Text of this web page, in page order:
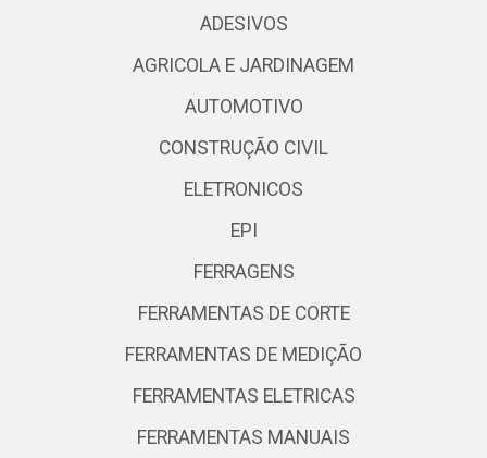
ADESIVOS
AGRICOLA E JARDINAGEM
AUTOMOTIVO
CONSTRUÇÃO CIVIL
ELETRONICOS
EPI
FERRAGENS
FERRAMENTAS DE CORTE
FERRAMENTAS DE MEDIÇÃO
FERRAMENTAS ELETRICAS
FERRAMENTAS MANUAIS